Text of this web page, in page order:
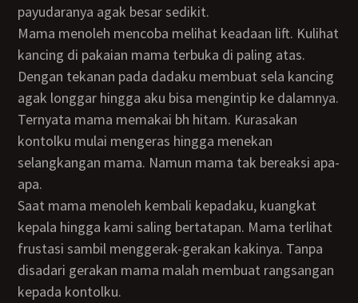
payudaranya agak besar sedikit.
Mama menoleh mencoba melihat keadaan lift. Kulihat
kancing di pakaian mama terbuka di paling atas.
Dengan tekanan pada dadaku membuat sela kancing
agak longgar hingga aku bisa mengintip ke dalamnya.
Ternyata mama memakai bh hitam. Kurasakan
kontolku mulai mengeras hingga menekan
selangkangan mama. Namun mama tak bereaksi apa-
apa.
Saat mama menoleh kembali kepadaku, kuangkat
kepala hingga kami saling bertatapan. Mama terlihat
frustasi sambil menggerak-gerakan kakinya. Tanpa
disadari gerakan mama malah membuat rangsangan
kepada kontolku.